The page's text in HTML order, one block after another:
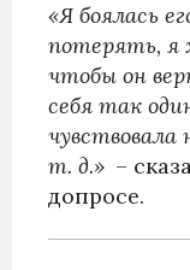
«Я боялась
потерять, я
чтобы он
себя так
чувствовала
т. д.» –
допросе.